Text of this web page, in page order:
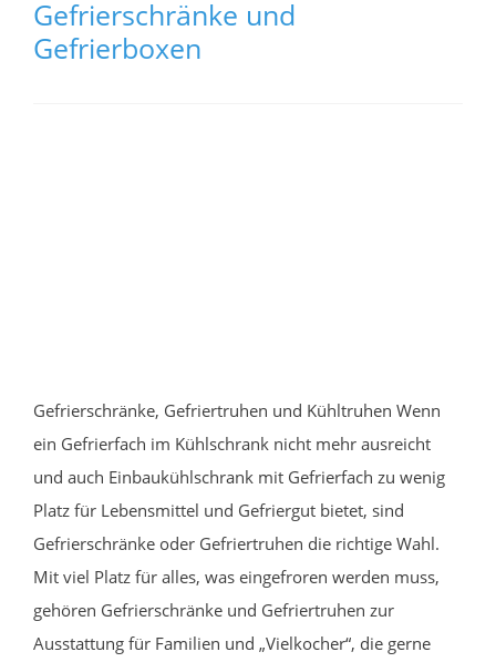
Gefrierschränke und
Gefrierboxen
Gefrierschränke, Gefriertruhen und Kühltruhen Wenn
ein Gefrierfach im Kühlschrank nicht mehr ausreicht
und auch Einbaukühlschrank mit Gefrierfach zu wenig
Platz für Lebensmittel und Gefriergut bietet, sind
Gefrierschränke oder Gefriertruhen die richtige Wahl.
Mit viel Platz für alles, was eingefroren werden muss,
gehören Gefrierschränke und Gefriertruhen zur
Ausstattung für Familien und „Vielkocher“, die gerne